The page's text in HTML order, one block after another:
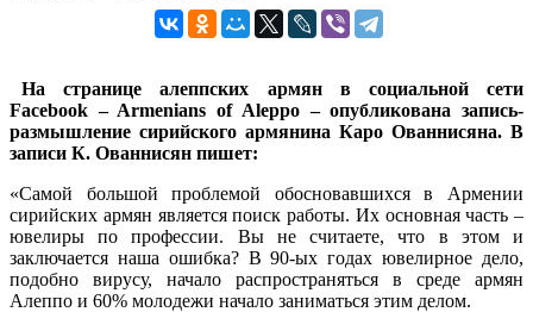
На странице алеппских армян в социальной сети
Facebook – Armenians of Aleppo – опубликована запись-
размышление сирийского армянина Каро Ованнисяна. В
записи К. Ованнисян пишет:
«Самой большой проблемой обосновавшихся в Армении
сирийских армян является поиск работы. Их основная часть –
ювелиры по профессии. Вы не считаете, что в этом и
заключается наша ошибка? В 90-ых годах ювелирное дело,
подобно вирусу, начало распространяться в среде армян
Алеппо и 60% молодежи начало заниматься этим делом.